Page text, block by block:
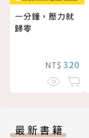
一分鐘，壓力就
歸零
NT$ 320
最新書籍